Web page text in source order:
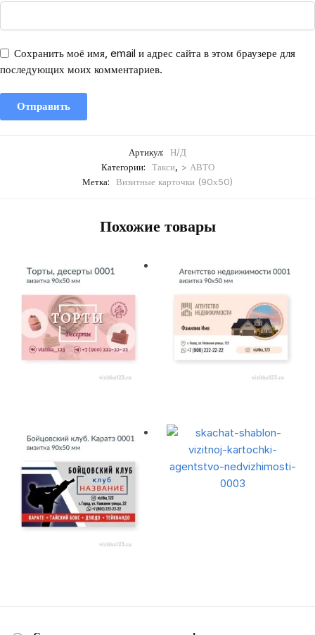
Сохранить моё имя, email и адрес сайта в этом браузере для
последующих моих комментариев.
Артикул:
Н/Д
Категории:
Такси, > АВТО
Метка:
Визитные карточки (90х50)
Похожие товары